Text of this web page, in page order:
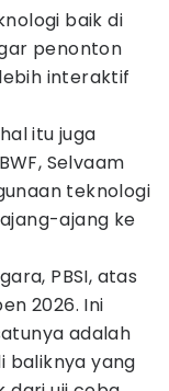
baik di
penonton
interaktif
itu juga
Selvaam
teknologi
ajang ke
PBSI, atas
2026. Ini
adalah
baliknya yang